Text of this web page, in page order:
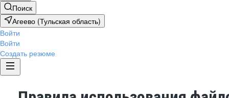
Поиск
Агеево (Тульская область)
Войти
Войти
Создать резюме